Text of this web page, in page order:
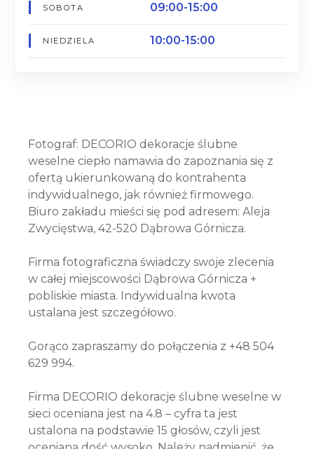
SOBOTA 09:00-15:00
NIEDZIELA 10:00-15:00
Fotograf: DECORIO dekoracje ślubne
weselne ciepło namawia do zapoznania się z
ofertą ukierunkowaną do kontrahenta
indywidualnego, jak również firmowego.
Biuro zakładu mieści się pod adresem: Aleja
Zwycięstwa, 42-520 Dąbrowa Górnicza.
Firma fotograficzna świadczy swoje zlecenia
w całej miejscowości Dąbrowa Górnicza +
pobliskie miasta. Indywidualna kwota
ustalana jest szczegółowo.
Gorąco zapraszamy do połączenia z +48 504
629 994.
Firma DECORIO dekoracje ślubne weselne w
sieci oceniana jest na 4.8 – cyfra ta jest
ustalona na podstawie 15 głosów, czyli jest